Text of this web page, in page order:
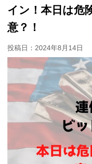
イン！本日は危
意？！
投稿日： 2024年8月14日